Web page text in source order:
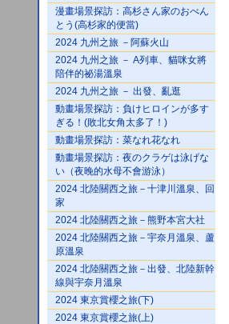
漫畫場景探訪：高杉さん家のおべん
とう(高杉家的便當)
2024 九州之旅 －阿蘇火山
2024 九州之旅 － A列車、貓咪女將
陪伴的祕湯溫泉
2024 九州之旅 － 出發、亂逛
動畫場景探訪：負けヒロインが多す
ぎる！(敗北女角太多了！)
動畫場景探訪：菜なれ花なれ
動畫場景探訪：夜のクラゲは泳げな
い（夜晚的水母不會游泳）
2024 北陸關西之旅－十津川溫泉、回
家
2024 北陸關西之旅－熊野本宮大社
2024 北陸關西之旅－宇奈月溫泉、蘆
原溫泉
2024 北陸關西之旅－出發、北陸新幹
線與宇奈月溫泉
2024 東京賞櫻之旅(下)
2024 東京賞櫻之旅(上)